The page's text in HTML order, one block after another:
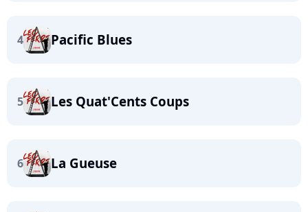
4 Pacific Blues
5 Les Quat'Cents Coups
6 La Gueuse